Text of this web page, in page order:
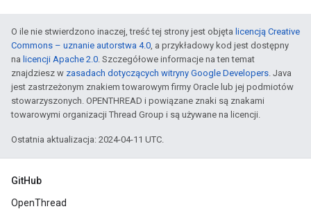
O ile nie stwierdzono inaczej, treść tej strony jest objęta licencją Creative
Commons – uznanie autorstwa 4.0, a przykładowy kod jest dostępny
na licencji Apache 2.0. Szczegółowe informacje na ten temat
znajdziesz w zasadach dotyczących witryny Google Developers. Java
jest zastrzeżonym znakiem towarowym firmy Oracle lub jej podmiotów
stowarzyszonych. OPENTHREAD i powiązane znaki są znakami
towarowymi organizacji Thread Group i są używane na licencji.
Ostatnia aktualizacja: 2024-04-11 UTC.
GitHub
OpenThread